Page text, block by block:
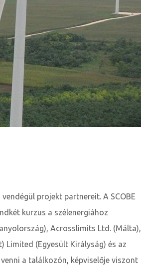
projekt partnereit. A SCOBE
kurzus a szélenergiához
Acrosslimits Ltd. (Málta),
Limited (Egyesült Királyság) és az
a találkozón, képviselője viszont